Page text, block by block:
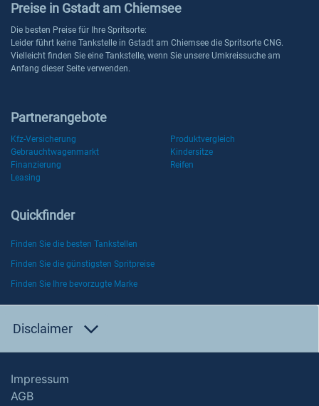
Preise in Gstadt am Chiemsee
Die besten Preise für Ihre Spritsorte:
Leider führt keine Tankstelle in Gstadt am Chiemsee die Spritsorte CNG.
Vielleicht finden Sie eine Tankstelle, wenn Sie unsere Umkreissuche am
Anfang dieser Seite verwenden.
Partnerangebote
Kfz-Versicherung
Produktvergleich
Gebrauchtwagenmarkt
Kindersitze
Finanzierung
Reifen
Leasing
Quickfinder
Finden Sie die besten Tankstellen
Finden Sie die günstigsten Spritpreise
Finden Sie Ihre bevorzugte Marke
Disclaimer
Impressum
AGB